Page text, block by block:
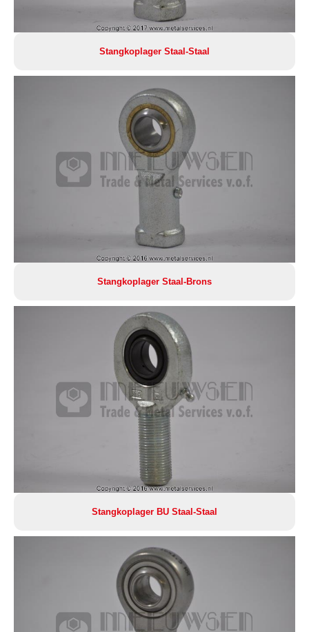
Stangkoplager Staal-Staal
Stangkoplager Staal-Brons
Stangkoplager BU Staal-Staal